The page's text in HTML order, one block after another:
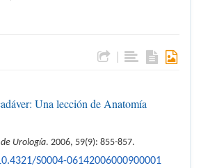
Una lección de Anatomía
de Urología. 2006, 59(9): 855-857.
S0004-06142006000900001